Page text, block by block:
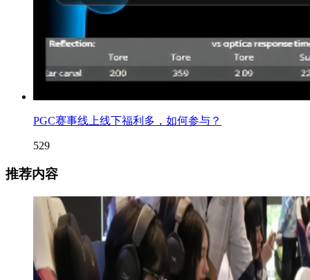
PGC赛事线上线下福利多，如何参与？
529
推荐内容